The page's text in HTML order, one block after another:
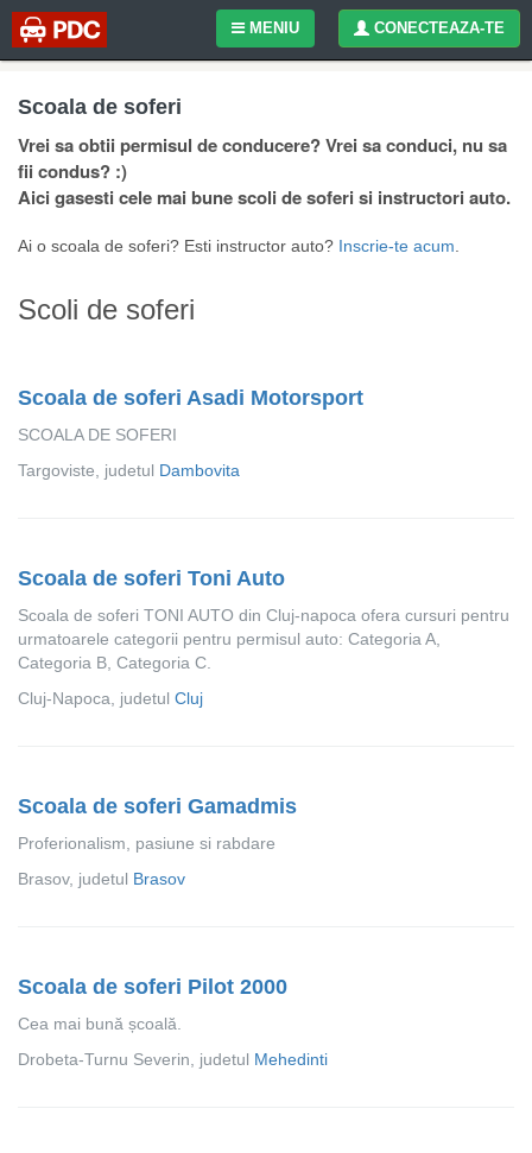
CONECTEAZA-TE
MENIU
Scoala de soferi
Vrei sa obtii permisul de conducere? Vrei sa conduci, nu sa
fii condus? :)
Aici gasesti cele mai bune scoli de soferi si instructori auto.
Ai o scoala de soferi? Esti instructor auto? Inscrie-te acum
Scoli de soferi
Scoala de soferi Asadi Motorsport
SCOALA DE SOFERI
Targoviste, judetul Dambovita
Scoala de soferi Toni Auto
Scoala de soferi TONI AUTO din Cluj-napoca ofera cursuri pentru
urmatoarele categorii pentru permisul auto: Categoria A,
Categoria B, Categoria C.
Cluj-Napoca, judetul Cluj
Scoala de soferi Gamadmis
Proferionalism, pasiune si rabdare
Brasov, judetul Brasov
Scoala de soferi Pilot 2000
Cea mai bună școală.
Drobeta-Turnu Severin, judetul Mehedinti